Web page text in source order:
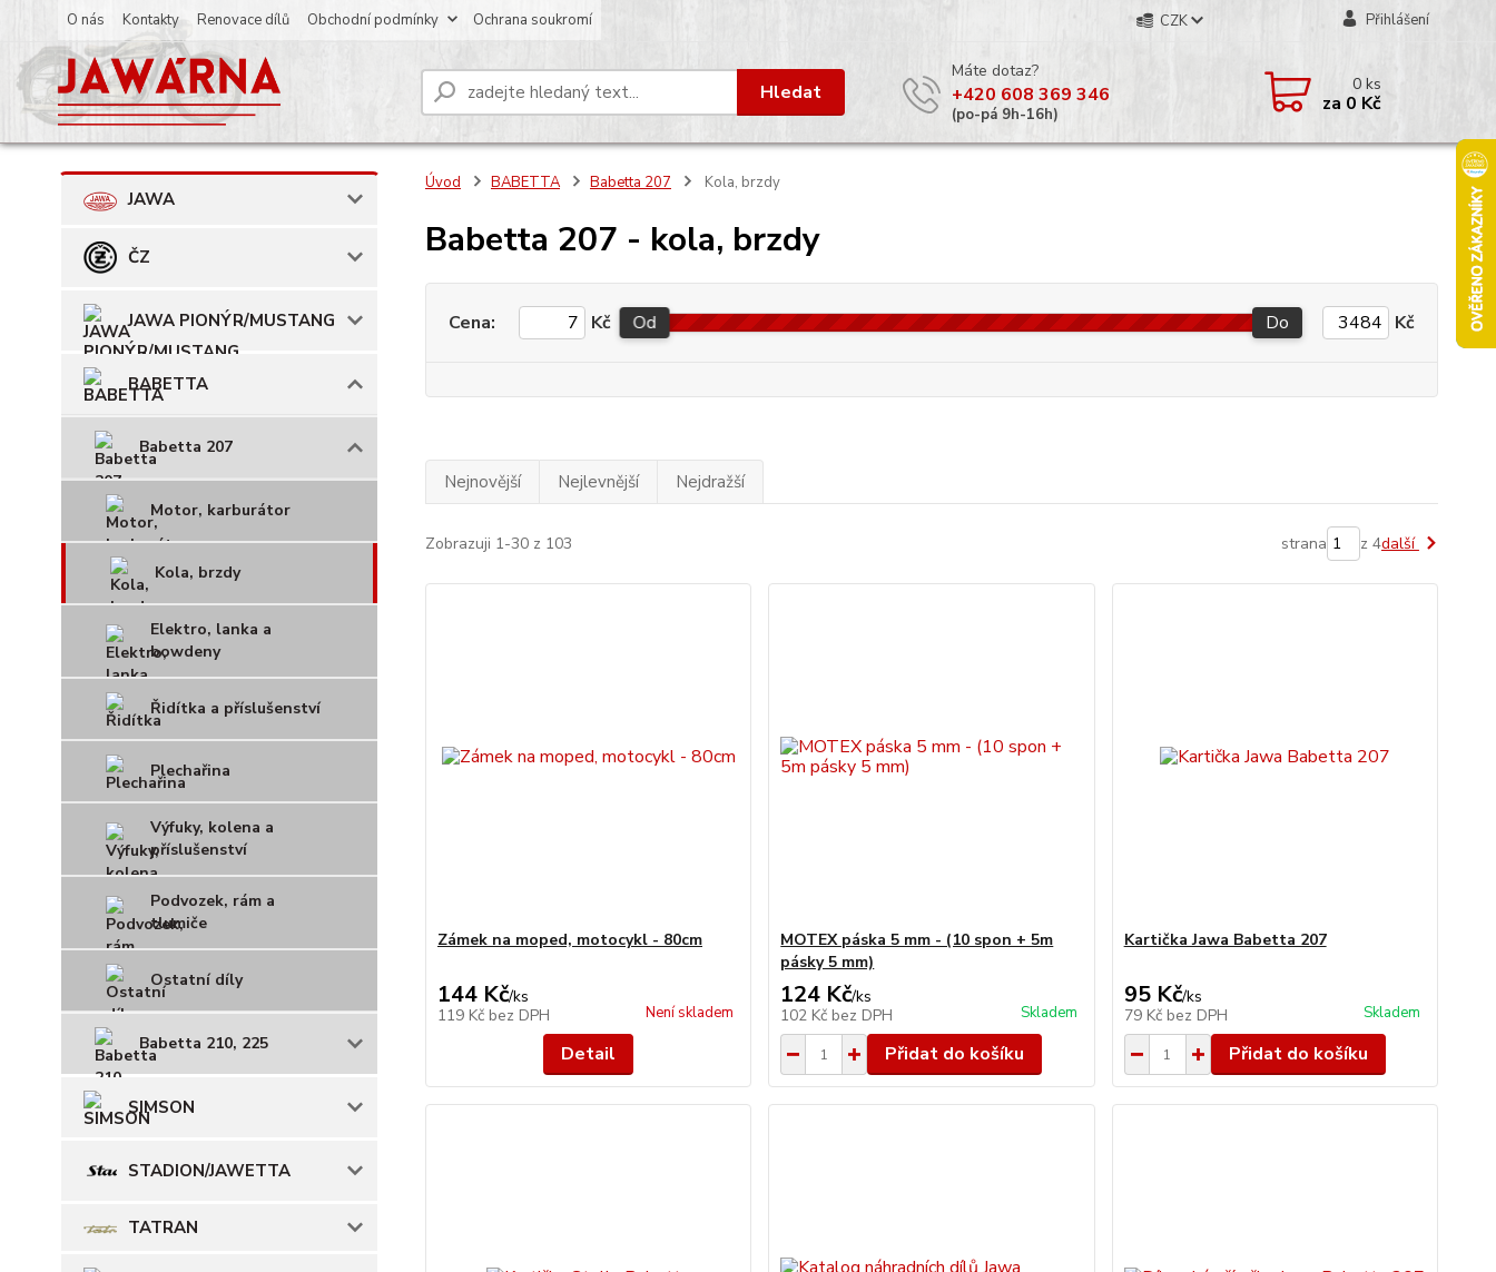
O nás Kontakty Renovace dílů Obchodní podmínky Ochrana soukromí CZK Přihlášení
Hledat
Máte dotaz?
+420 608 369 346
(po-pá 9h-16h)
0ks
za 0 Kč
JAWA
ČZ
JAWA PIONÝR/MUSTANG
BABETTA
Babetta 207
Motor, karburátor
Kola, brzdy
Elektro, lanka a
bowdeny
Řidítka a příslušenství
Plechařina
Výfuky, kolena a
příslušenství
Podvozek, rám a
tlumiče
Ostatní díly
Babetta 210, 225
SIMSON
STADION/JAWETTA
TATRAN
Úvod BABETTA Babetta 207 Kola, brzdy
Babetta 207 - kola, brzdy
Cena: Kč Od Do Kč
Nejnovější Nejlevnější Nejdražší
Zobrazuji 1-30 z 103 strana z 4další
Zámek na moped, motocykl - 80cm
144 Kč/ks
119 Kč bez DPH Není skladem
Detail
MOTEX páska 5 mm - (10 spon + 5m
pásky 5 mm)
124 Kč/ks
102 Kč bez DPH Skladem
Přidat do košíku
Kartička Jawa Babetta 207
95 Kč/ks
79 Kč bez DPH Skladem
Přidat do košíku